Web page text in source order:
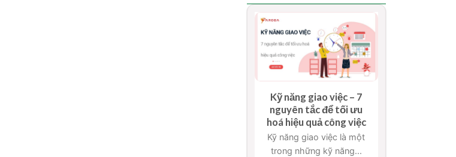
Kỹ năng giao việc – 7
nguyên tắc để tối ưu
hoá hiệu quả công việc
Kỹ năng giao việc là một
trong những kỹ năng...